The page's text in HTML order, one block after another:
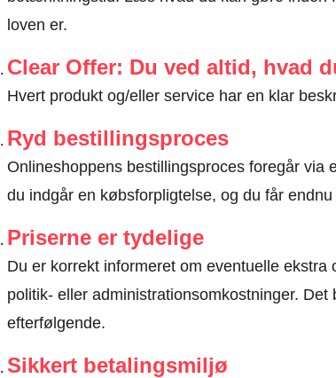
loven er.
Clear Offer: Du ved altid, hvad
Hvert produkt og/eller service har en klar
Ryd bestillingsproces
Onlineshoppens bestillingsproces foregår via
du indgår en købsforpligtelse, og du får
Priserne er tydelige
Du er korrekt informeret om eventuelle
politik- eller administrationsomkostninger.
efterfølgende.
Sikkert betalingsmiljø